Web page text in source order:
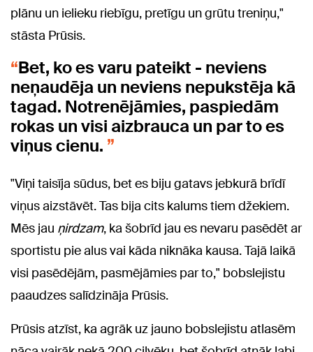
plānu un ielieku riebīgu, pretīgu un grūtu treniņu,"
stāsta Prūsis.
Bet, ko es varu pateikt - neviens
neņaudēja un neviens nepukstēja kā
tagad. Notrenējāmies, paspiedām
rokas un visi aizbrauca un par to es
viņus cienu.
"Viņi taisīja sūdus, bet es biju gatavs jebkurā brīdī
viņus aizstāvēt. Tas bija cits kalums tiem džekiem.
Mēs jau ņirdzam, ka šobrīd jau es nevaru pasēdēt ar
sportistu pie alus vai kāda niknāka kausa. Tajā laikā
visi pasēdējām, pasmējāmies par to," bobslejistu
paaudzes salīdzināja Prūsis.
Prūsis atzīst, ka agrāk uz jauno bobslejistu atlasēm